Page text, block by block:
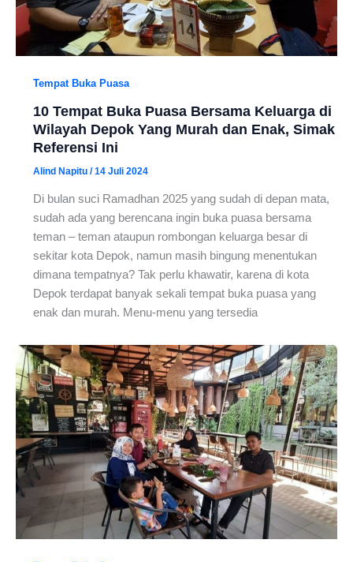
Tempat Buka Puasa
10 Tempat Buka Puasa Bersama Keluarga di
Wilayah Depok Yang Murah dan Enak, Simak
Referensi Ini
Alind Napitu /14 Juli 2024
Di bulan suci Ramadhan 2025 yang sudah di depan mata,
sudah ada yang berencana ingin buka puasa bersama
teman – teman ataupun rombongan keluarga besar di
sekitar kota Depok, namun masih bingung menentukan
dimana tempatnya? Tak perlu khawatir, karena di kota
Depok terdapat banyak sekali tempat buka puasa yang
enak dan murah. Menu-menu yang tersedia